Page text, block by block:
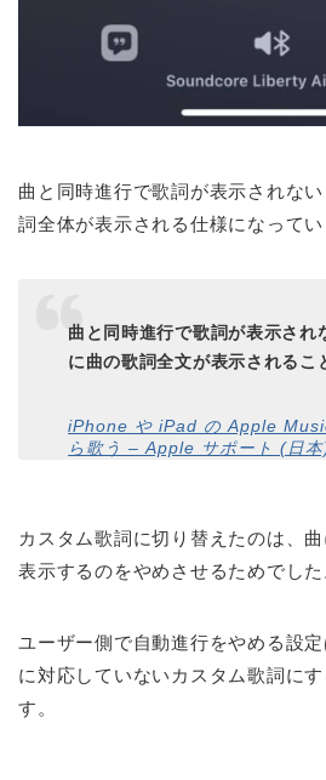
曲と同時進行で歌詞が表示されな
詞全体が表示される仕様になってい
曲と同時進行で歌詞が表示され
に曲の歌詞全文が表示されるこ
iPhone や iPad の Apple
ら歌う – Apple サポート (日本
カスタム歌詞に切り替えたのは、
表示するのをやめさせるためでした
ユーザー側で自動進行をやめる設
に対応していないカスタム歌詞に
す。